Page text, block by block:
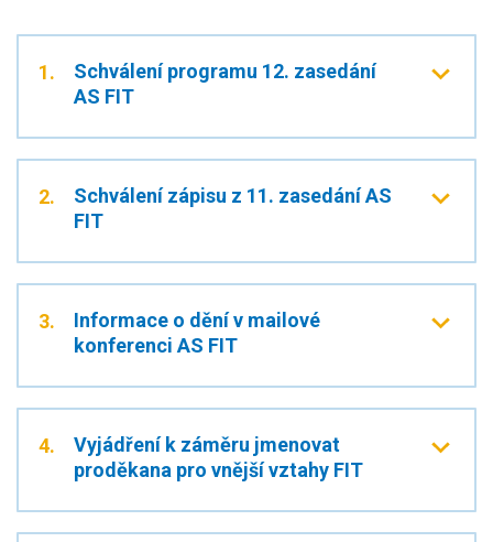
1.
Schválení programu 12. zasedání
AS FIT
2.
Schválení zápisu z 11. zasedání AS
FIT
3.
Informace o dění v mailové
konferenci AS FIT
4.
Vyjádření k záměru jmenovat
proděkana pro vnější vztahy FIT